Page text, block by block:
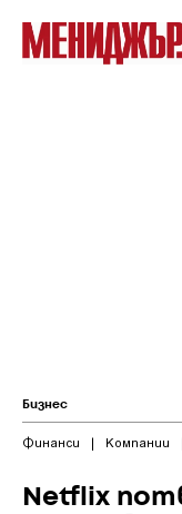
Бизнес
Финанси | Компании
Netflix